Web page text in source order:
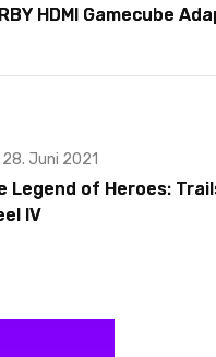
HDMI Gamecube
28. Juni 2021
Legend of Heroes:
IV